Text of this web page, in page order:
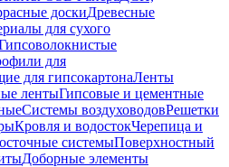
доскиДревесные
для сухого
для
для гипсокартонаЛенты
лентыГипсовые и цементные
Системы воздуховодовРешетки
Кровля и водостокЧерепица и
системыПоверхностный
Доборные элементы